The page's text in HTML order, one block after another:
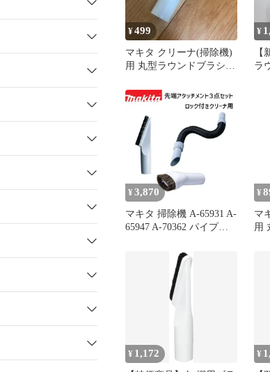
¥499
マキタ クリーナ(掃除機)
用 丸型ラウンドブラシ
¥
【
ラ
¥ 3,870
マキタ 掃除機 A-65931 A-
65947 A-70362 パイプロ
アタッチメント 3点セッ
ト 棚ブラシ ラウンドブ
ラシ 伸縮フレキシブルホ
ース スノーホワイト
makita cl284fd cl285fd
¥
マ
用
¥ 1,172 ¥